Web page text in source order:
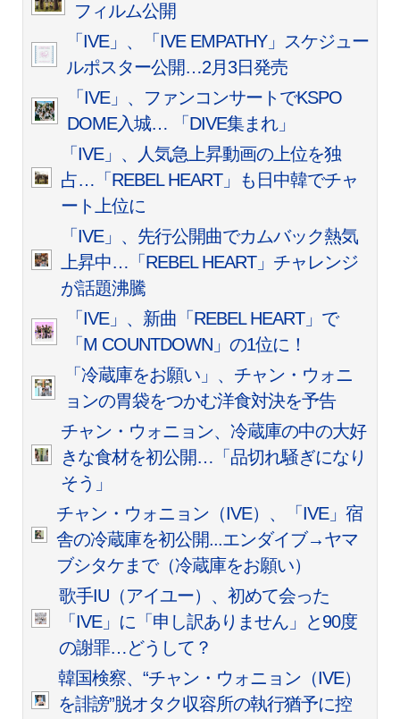
フィルム公開
「IVE」、「IVE EMPATHY」スケジュー
ルポスター公開…2月3日発売
「IVE」、ファンコンサートでKSPO
DOME入城… 「DIVE集まれ」
「IVE」、人気急上昇動画の上位を独
占…「REBEL HEART」も日中韓でチャ
ート上位に
「IVE」、先行公開曲でカムバック熱気
上昇中…「REBEL HEART」チャレンジ
が話題沸騰
「IVE」、新曲「REBEL HEART」で
「M COUNTDOWN」の1位に！
「冷蔵庫をお願い」、チャン・ウォニ
ョンの胃袋をつかむ洋食対決を予告
チャン・ウォニョン、冷蔵庫の中の大好
きな食材を初公開…「品切れ騒ぎになり
そう」
チャン・ウォニョン（IVE）、「IVE」宿
舎の冷蔵庫を初公開...エンダイブ→ヤマ
ブシタケまで（冷蔵庫をお願い）
歌手IU（アイユー）、初めて会った
「IVE」に「申し訳ありません」と90度
の謝罪…どうして？
韓国検察、“チャン・ウォニョン（IVE）
を誹謗”脱オタク収容所の執行猶予に控